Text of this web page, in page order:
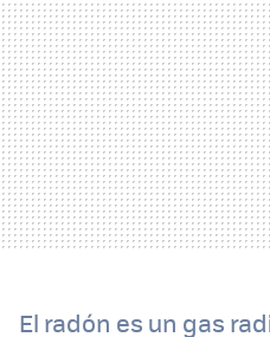
El radón es un gas